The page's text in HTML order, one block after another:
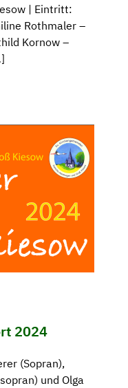
| Eintritt:
Rothmaler –
Kornow –
2024
(Sopran),
und Olga